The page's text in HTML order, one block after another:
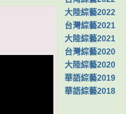
大陸綜藝2022
台灣綜藝2021
大陸綜藝2021
台灣綜藝2020
大陸綜藝2020
華語綜藝2019
華語綜藝2018